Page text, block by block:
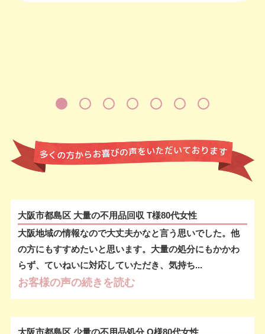
大阪市都島区 大量の不用品回収 T様80代女性
大阪地域の情報なので大丈夫かなと言う思いでした。他
の方にもすすめたいと思います。大量の処分にもかかわ
らず、ていねいに対応していただき、気持ち...
お客様の声の続きを読む